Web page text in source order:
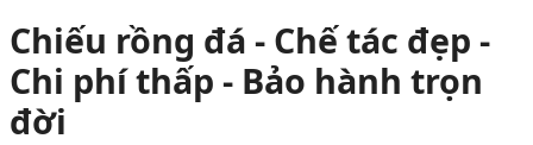
Chiếu rồng đá - Chế tác đẹp -
Chi phí thấp - Bảo hành trọn
đời